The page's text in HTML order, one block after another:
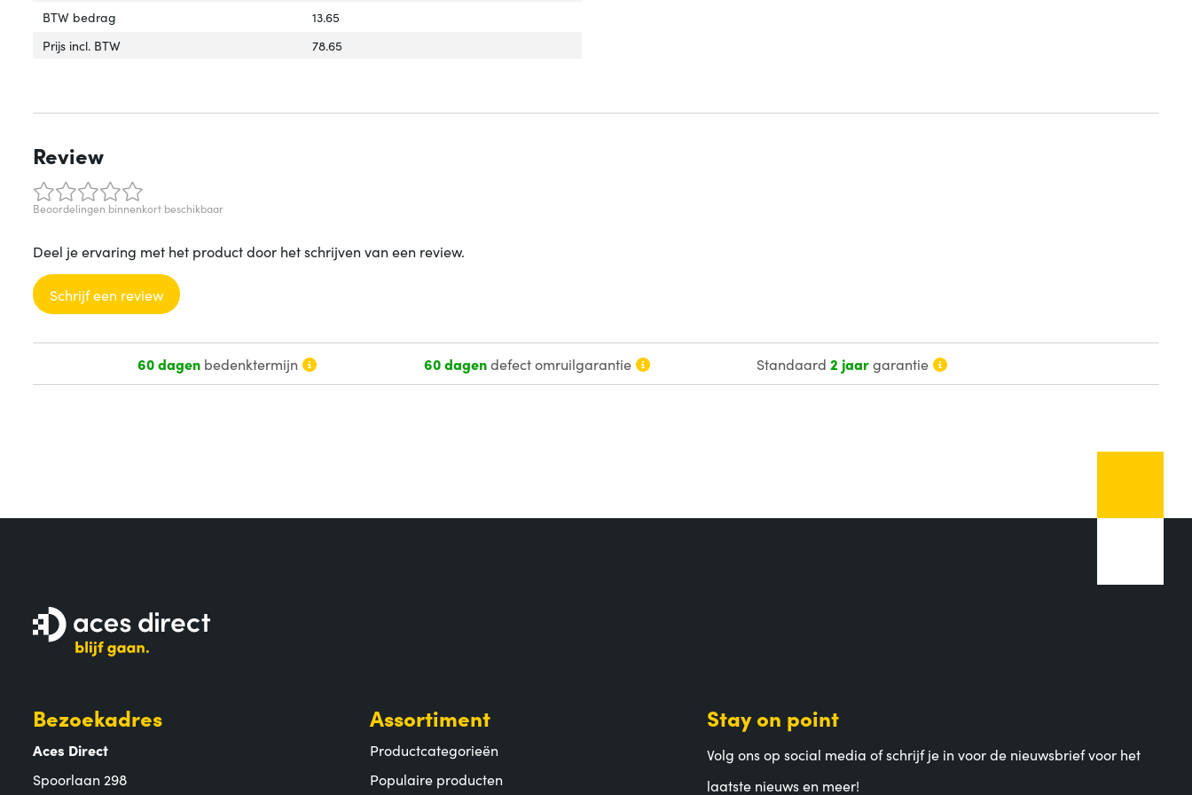
BTW bedrag
13.65
Prijs incl. BTW
78.65
Review
Beoordelingen binnenkort beschikbaar
Deel je ervaring met het product door het schrijven van een review.
Schrijf een review
60 dagenbedenktermijn 60 dagendefect omruilgarantie Standaard2 jaargarantie
Bezoekadres
Aces Direct
Spoorlaan 298
Assortiment
Productcategorieën
Populaire producten
Stay on point
Volg ons op social media of schrijf je in voor de nieuwsbrief voor het
laatste nieuws en meer!